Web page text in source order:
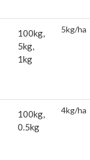
100kg,
5kg,
1kg
5kg/ha
100kg,
0.5kg
4kg/ha